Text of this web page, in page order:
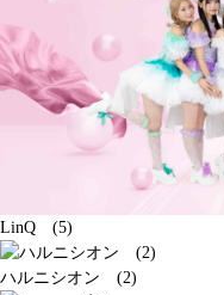
LinQ (5)
ハルニシオン (2)